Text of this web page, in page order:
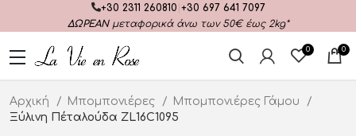
+30 2311 260810 +30 697 641 7097
ΔΩΡΕΑΝμεταφορικά άνω των 50€ έως 2kg*
0 0
Αρχική Μπομπονιέρες
Μπομπονιέρες Γάμου
Ξύλινη Πέταλούδα ZL16C1095